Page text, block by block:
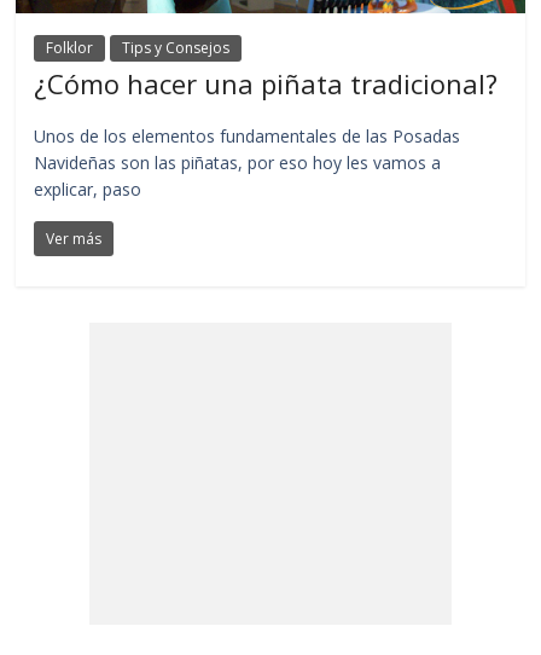
Folklor Tips y Consejos
¿Cómo hacer una piñata tradicional?
Unos de los elementos fundamentales de las Posadas
Navideñas son las piñatas, por eso hoy les vamos a
explicar, paso
Ver más